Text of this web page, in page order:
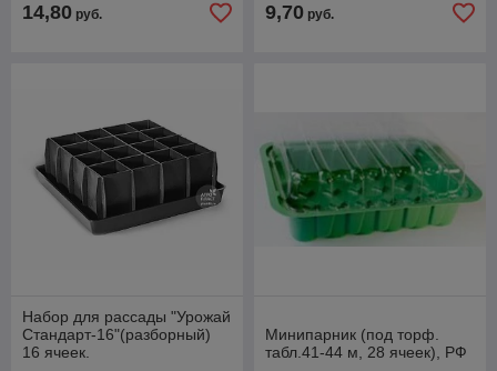
14,80 руб. 9,70 руб.
Набор для рассады "Урожай
Стандарт-16"(разборный)
16 ячеек.
Минипарник (под торф.
табл.41-44 м, 28 ячеек), РФ